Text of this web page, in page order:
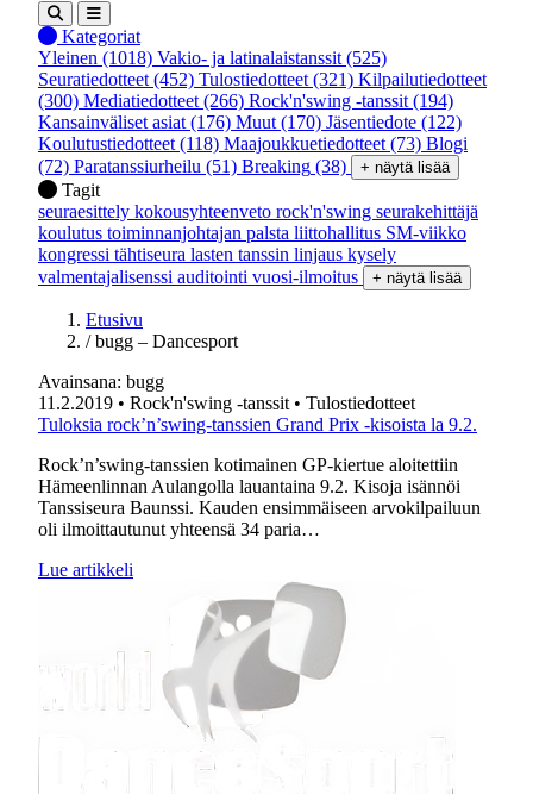
Kategoriat
Yleinen (1018) Vakio- ja latinalaistanssit (525)
Seuratiedotteet (452) Tulostiedotteet (321) Kilpailutiedotteet
(300) Mediatiedotteet (266) Rock'n'swing -tanssit (194)
Kansainväliset asiat (176) Muut (170) Jäsentiedote (122)
Koulutustiedotteet (118) Maajoukkuetiedotteet (73) Blogi
(72) Paratanssiurheilu (51) Breaking (38) + näytä lisää
Tagit
seuraesittely kokousyhteenveto rock'n'swing seurakehittäjä
koulutus toiminnanjohtajan palsta liittohallitus SM-viikko
kongressi tähtiseura lasten tanssin linjaus kysely
valmentajalisenssi auditointi vuosi-ilmoitus + näytä lisää
Etusivu
/ bugg – Dancesport
Avainsana: bugg
11.2.2019 • Rock'n'swing -tanssit • Tulostiedotteet
Tuloksia rock’n’swing-tanssien Grand Prix -kisoista la 9.2.
Rock’n’swing-tanssien kotimainen GP-kiertue aloitettiin
Hämeenlinnan Aulangolla lauantaina 9.2. Kisoja isännöi
Tanssiseura Baunssi. Kauden ensimmäiseen arvokilpailuun
oli ilmoittautunut yhteensä 34 paria…
Lue artikkeli